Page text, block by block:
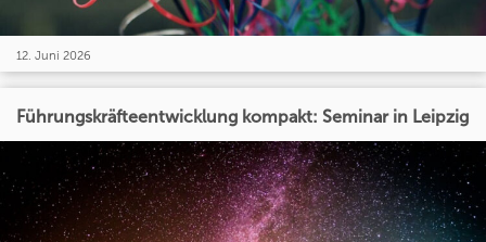
12. Juni 2026
Führungskräfteentwicklung kompakt: Seminar in Leipzig